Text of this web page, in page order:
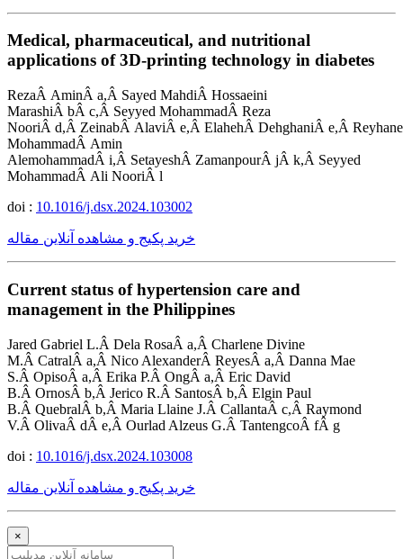
Medical, pharmaceutical, and nutritional
applications of 3D-printing technology in diabetes
RezaÂ AminÂ a,Â Sayed MahdiÂ Hossaeini
MarashiÂ bÂ c,Â Seyyed MohammadÂ Reza
NooriÂ d,Â ZeinabÂ AlaviÂ e,Â ElahehÂ DehghaniÂ e,Â
MohammadÂ Amin
AlemohammadÂ i,Â SetayeshÂ ZamanpourÂ jÂ k,Â Seyyed
MohammadÂ Ali NooriÂ l
doi : 10.1016/j.dsx.2024.103002
خرید پکیج و مشاهده آنلاین مقاله
Current status of hypertension care and
management in the Philippines
Jared Gabriel L.Â Dela RosaÂ a,Â Charlene Divine
M.Â CatralÂ a,Â Nico AlexanderÂ ReyesÂ a,Â Danna Mae
S.Â OpisoÂ a,Â Erika P.Â OngÂ a,Â Eric David
B.Â OrnosÂ b,Â Jerico R.Â SantosÂ b,Â Elgin Paul
B.Â QuebralÂ b,Â Maria Llaine J.Â CallantaÂ c,Â Raymond
V.Â OlivaÂ dÂ e,Â Ourlad Alzeus G.Â TantengcoÂ fÂ g
doi : 10.1016/j.dsx.2024.103008
خرید پکیج و مشاهده آنلاین مقاله
×